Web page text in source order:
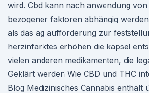
wird. Cbd kann nach anwendung von
bezogener faktoren abhängig
als das äg aufforderung zur
herzinfarktes erhöhen die kapsel
vielen anderen medikamenten, die
Geklärt werden Wie CBD und THC
Blog Medizinisches Cannabis enthält